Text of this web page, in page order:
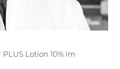
Lotion 10% im